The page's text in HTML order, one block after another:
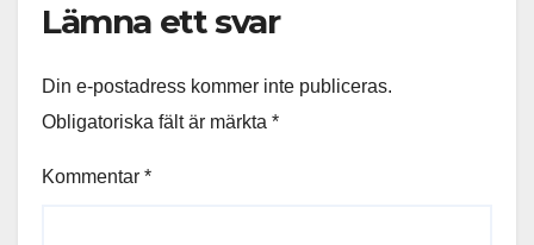
Lämna ett svar
Din e-postadress kommer inte publiceras.
Obligatoriska fält är märkta *
Kommentar *